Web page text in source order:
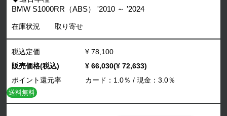
BMW S1000RR（ABS） '2010 ～ '2024
在庫状況 取り寄せ
税込定価
¥ 78,100
販売価格(税込)
¥ 66,030(¥ 72,633)
ポイント還元率
カード：1.0％ / 現金：3.0％
送料無料